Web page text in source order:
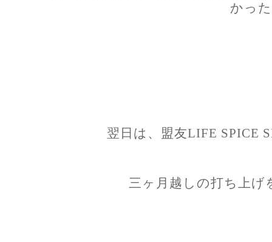
かっ
翌日は、盟友LIFE SPICE
三ヶ月越しの打ち上げ